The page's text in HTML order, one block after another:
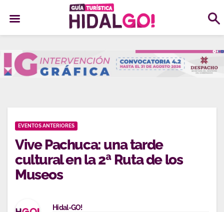
contenido
EVENTOS ANTERIORES
Vive Pachuca: una tarde
cultural en la 2ª Ruta de los
Museos
Hidal-GO!